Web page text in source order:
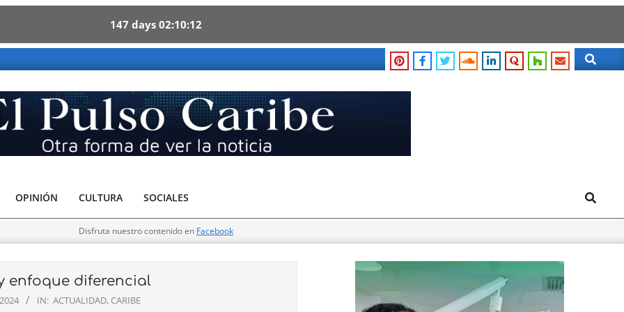
147 days 02 10 11
Search
OPINIÓN CULTURA SOCIALES Search
Disfruta nuestro contenido en Facebook
enfoque diferencial
IN: ACTUALIDAD, CARIBE